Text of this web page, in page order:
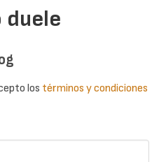
duele
los términos y condiciones